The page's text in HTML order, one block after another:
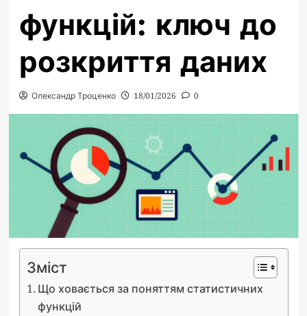
функцій: ключ до
розкриття даних
Олександр Троценко 18/01/2026 0
Зміст
Що ховається за поняттям статистичних
функцій